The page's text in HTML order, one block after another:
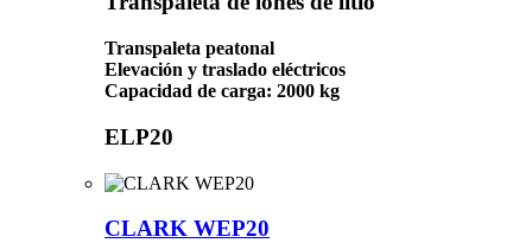
Transpaleta peatonal
Elevación y traslado eléctricos
Capacidad de carga: 2000 kg
ELP20
CLARK WEP20